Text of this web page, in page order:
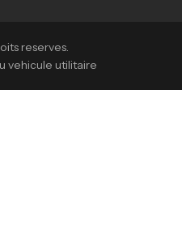
reserves.
vehicule utilitaire